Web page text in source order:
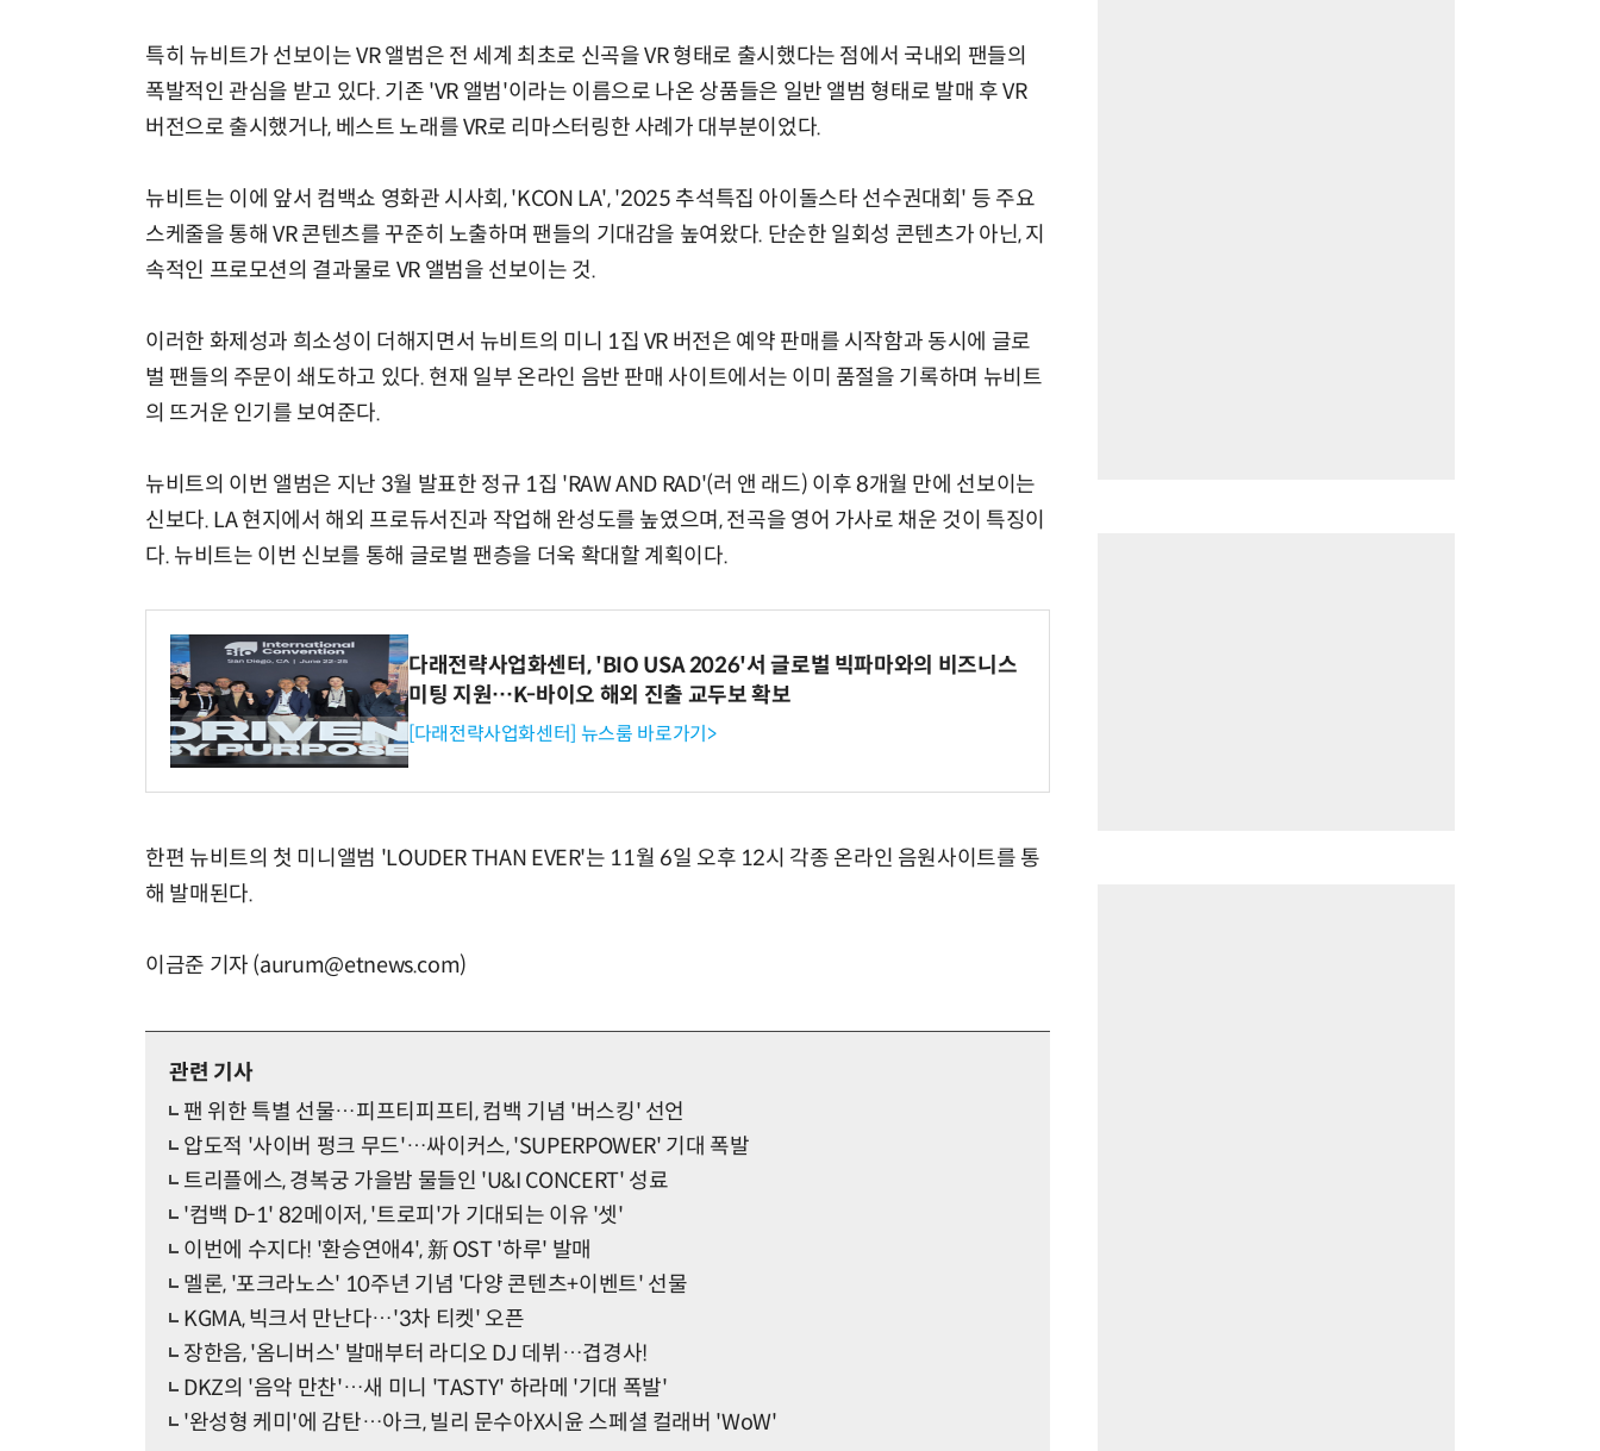
특히 뉴비트가 선보이는 VR 앨범은 전 세계 최초로 신곡을 VR 형태로 출시했다는 점에서 국내외 팬들의
폭발적인 관심을 받고 있다. 기존 'VR 앨범'이라는 이름으로 나온 상품들은 일반 앨범 형태로 발매 후 VR
버전으로 출시했거나, 베스트 노래를 VR로 리마스터링한 사례가 대부분이었다.
뉴비트는 이에 앞서 컴백쇼 영화관 시사회, 'KCON LA', '2025 추석특집 아이돌스타 선수권대회' 등 주요
스케줄을 통해 VR 콘텐츠를 꾸준히 노출하며 팬들의 기대감을 높여왔다. 단순한 일회성 콘텐츠가 아닌, 지
속적인 프로모션의 결과물로 VR 앨범을 선보이는 것.
이러한 화제성과 희소성이 더해지면서 뉴비트의 미니 1집 VR 버전은 예약 판매를 시작함과 동시에 글로
벌 팬들의 주문이 쇄도하고 있다. 현재 일부 온라인 음반 판매 사이트에서는 이미 품절을 기록하며 뉴비트
의 뜨거운 인기를 보여준다.
뉴비트의 이번 앨범은 지난 3월 발표한 정규 1집 'RAW AND RAD'(러 앤 래드) 이후 8개월 만에 선보이는
신보다. LA 현지에서 해외 프로듀서진과 작업해 완성도를 높였으며, 전곡을 영어 가사로 채운 것이 특징이
다. 뉴비트는 이번 신보를 통해 글로벌 팬층을 더욱 확대할 계획이다.
다래전략사업화센터, 'BIO USA 2026'서 글로벌 빅파마와의 비즈니스
미팅 지원…K-바이오 해외 진출 교두보 확보
[다래전략사업화센터] 뉴스룸 바로가기>
한편 뉴비트의 첫 미니앨범 'LOUDER THAN EVER'는 11월 6일 오후 12시 각종 온라인 음원사이트를 통
해 발매된다.
이금준 기자 (aurum@etnews.com)
관련 기사
팬 위한 특별 선물…피프티피프티, 컴백 기념 '버스킹' 선언
압도적 '사이버 펑크 무드'…싸이커스, 'SUPERPOWER' 기대 폭발
트리플에스, 경복궁 가을밤 물들인 'U&I CONCERT' 성료
'컴백 D-1' 82메이저, '트로피'가 기대되는 이유 '셋'
이번에 수지다! '환승연애4', 新 OST '하루' 발매
멜론, '포크라노스' 10주년 기념 '다양 콘텐츠+이벤트' 선물
KGMA, 빅크서 만난다…'3차 티켓' 오픈
장한음, '옴니버스' 발매부터 라디오 DJ 데뷔…겹경사!
DKZ의 '음악 만찬'…새 미니 'TASTY' 하라메 '기대 폭발'
'완성형 케미'에 감탄…아크, 빌리 문수아X시윤 스페셜 컬래버 'WoW'